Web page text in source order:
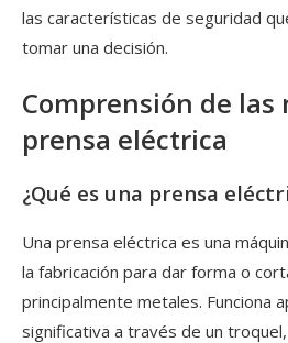
las características de seguridad
tomar una decisión.
Comprensión de las
prensa eléctrica
¿Qué es una prensa
Una prensa eléctrica es una
la fabricación para dar forma o
principalmente metales. Funciona
significativa a través de un